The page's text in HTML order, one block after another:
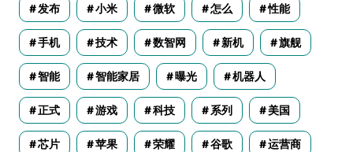
发布 小米 微软 怎么 性能
手机 技术 数智网 新机 旗舰
智能 智能家居 曝光 机器人
正式 游戏 科技 系列 美国
芯片 苹果 荣耀 谷歌 运营商